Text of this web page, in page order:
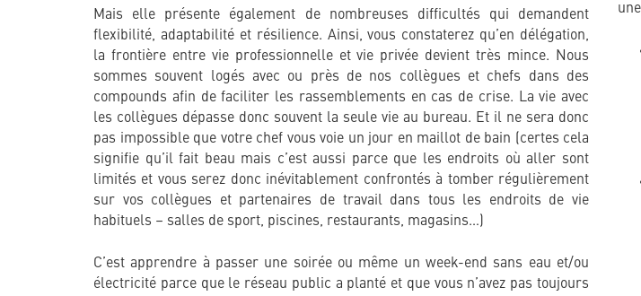
Mais elle présente également de nombreuses difficultés qui demandent
flexibilité, adaptabilité et résilience. Ainsi, vous constaterez qu’en délégation,
la frontière entre vie professionnelle et vie privée devient très mince. Nous
sommes souvent logés avec ou près de nos collègues et chefs dans des
compounds afin de faciliter les rassemblements en cas de crise. La vie avec
les collègues dépasse donc souvent la seule vie au bureau. Et il ne sera donc
pas impossible que votre chef vous voie un jour en maillot de bain (certes cela
signifie qu’il fait beau mais c’est aussi parce que les endroits où aller sont
limités et vous serez donc inévitablement confrontés à tomber régulièrement
sur vos collègues et partenaires de travail dans tous les endroits de vie
habituels – salles de sport, piscines, restaurants, magasins…)
C’est apprendre à passer une soirée ou même un week-end sans eau et/ou
électricité parce que le réseau public a planté et que vous n’avez pas toujours